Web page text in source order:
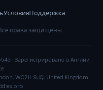
УсловияПоддержка
права защищены.
· Зарегистрировано в Англии
WC2H 9JQ, United Kingdom